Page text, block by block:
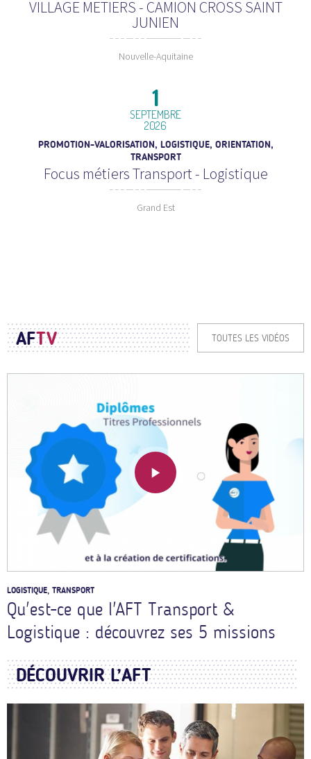
VILLAGE METIERS - CAMION CROSS SAINT
JUNIEN
Nouvelle-Aquitaine
1
SEPTEMBRE
2026
PROMOTION-VALORISATION, LOGISTIQUE, ORIENTATION,
TRANSPORT
Focus métiers Transport - Logistique
Grand Est
AFTV TOUTES LES VIDÉOS
LOGISTIQUE, TRANSPORT
Qu'est-ce que l'AFT Transport &
Logistique : découvrez ses 5 missions
DÉCOUVRIR L’AFT